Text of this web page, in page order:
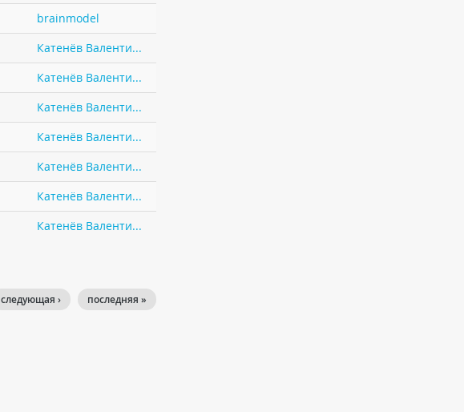
brainmodel
Катенёв Валенти...
Катенёв Валенти...
Катенёв Валенти...
Катенёв Валенти...
Катенёв Валенти...
Катенёв Валенти...
Катенёв Валенти...
последняя »
следующая ›